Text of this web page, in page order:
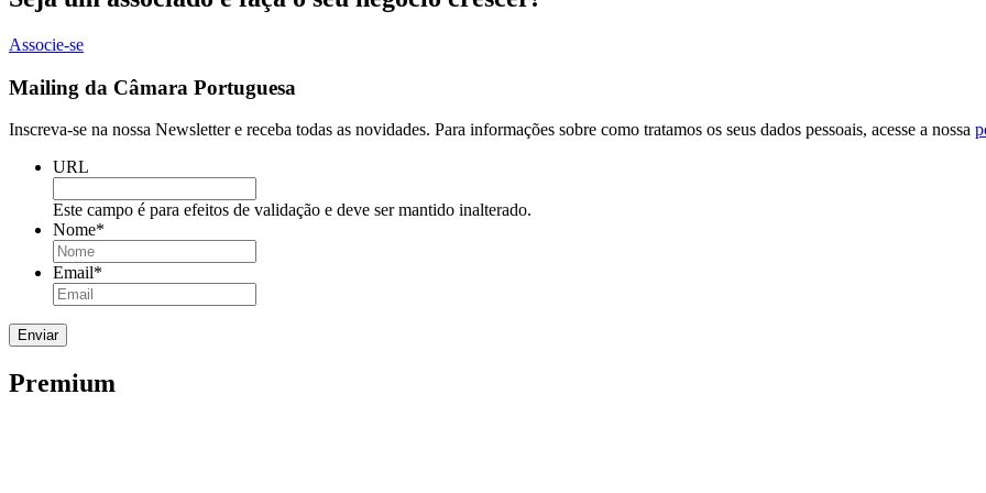
Associe-se
Mailing da Câmara Portuguesa
Inscreva-se na nossa Newsletter e receba todas as novidades. Para informações sobre como tratamos os seus dados pessoais, acesse a nossa
URL
Este campo é para efeitos de validação e deve ser mantido inalterado.
Nome*
Email*
Premium